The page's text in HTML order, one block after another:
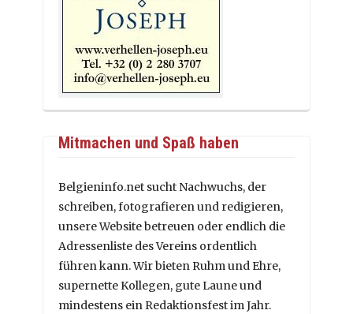
Mitmachen und Spaß haben
Belgieninfo.net sucht Nachwuchs, der
schreiben, fotografieren und redigieren,
unsere Website betreuen oder endlich die
Adressenliste des Vereins ordentlich
führen kann. Wir bieten Ruhm und Ehre,
supernette Kollegen, gute Laune und
mindestens ein Redaktionsfest im Jahr.